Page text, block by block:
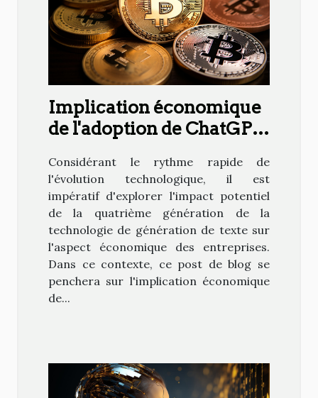
Implication économique
de l'adoption de ChatGPT
Considérant le rythme rapide de
l'évolution technologique, il est
impératif d'explorer l'impact potentiel
de la quatrième génération de la
technologie de génération de texte sur
l'aspect économique des entreprises.
Dans ce contexte, ce post de blog se
penchera sur l'implication économique
de...